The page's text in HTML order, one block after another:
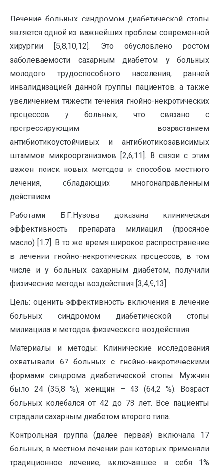
Лечение больных синдромом диабетической стопы
является одной из важнейших проблем современной
хирургии [5,8,10,12]. Это обусловлено ростом
заболеваемости сахарным диабетом у больных
молодого трудоспособного населения, ранней
инвалидизацией данной группы пациентов, а также
увеличением тяжести течения гнойно-некротических
процессов у больных, что связано с
прогрессирующим возрастанием
антибиотикоустойчивых и антибиотикозависимых
штаммов микроорганизмов [2,6,11]. В связи с этим
важен поиск новых методов и способов местного
лечения, обладающих многонаправленным
действием.
Работами Б.Г.Нузова доказана клиническая
эффективность препарата милиацил (просяное
масло) [1,7]. В то же время широкое распространение
в лечении гнойно-некротических процессов, в том
числе и у больных сахарным диабетом, получили
физические методы воздействия [3,4,9,13].
Цель: оценить эффективность включения в лечение
больных синдромом диабетической стопы
милиацила и методов физического воздействия.
Материалы и методы: Клинические исследования
охватывали 67 больных с гнойно-некротическими
формами синдрома диабетической стопы. Мужчин
было 24 (35,8 %), женщин – 43 (64,2 %). Возраст
больных колебался от 42 до 78 лет. Все пациенты
страдали сахарным диабетом второго типа.
Контрольная группа (далее первая) включала 17
больных, в местном лечении ран которых применяли
традиционное лечение, включавшее в себя 1%